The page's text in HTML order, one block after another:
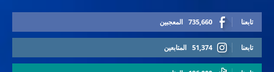
735,660 المعجبين تابعنا
51,374 المتابعين تابعنا